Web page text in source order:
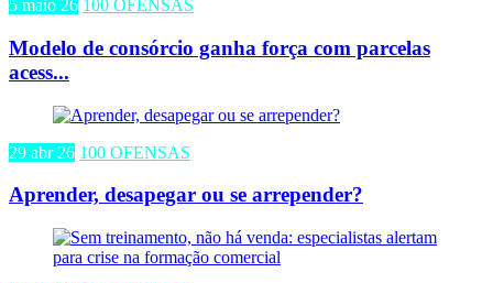
5 maio 26 100 OFENSAS
Modelo de consórcio ganha força com parcelas
acess...
29 abr 26 100 OFENSAS
Aprender, desapegar ou se arrepender?